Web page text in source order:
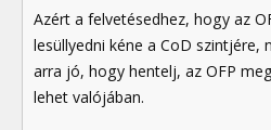
Azért a felvetésedhez, hogy az
lesüllyedni kéne a CoD szintjére,
arra jó, hogy hentelj, az OFP
lehet valójában.